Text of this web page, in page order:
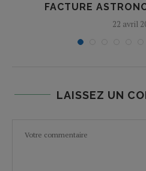
FACTURE
22 avril
LAISSEZ UN